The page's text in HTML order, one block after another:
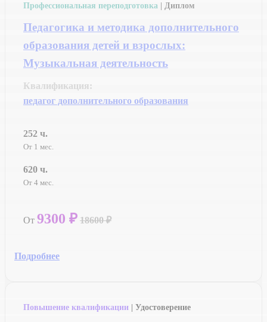
Профессиональная переподготовка | Диплом
Педагогика и методика дополнительного
образования детей и взрослых:
Музыкальная деятельность
Квалификация:
педагог дополнительного образования
252 ч.
От 1 мес.
620 ч.
От 4 мес.
От 9300 ₽ 18600 ₽
Подробнее
Повышение квалификации | Удостоверение